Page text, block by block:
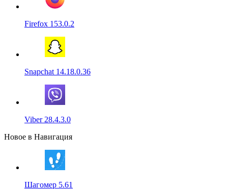
Firefox 153.0.2
Snapchat 14.18.0.36
Viber 28.4.3.0
Новое в Навигация
Шагомер 5.61